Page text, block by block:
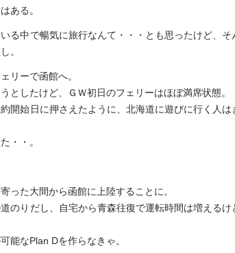
ある。
る中で暢気に旅行なんて・・・とも思ったけど、
。
リーで函館へ。
としたけど、ＧＷ初日のフェリーはほぼ満席状態。
開始日に押さえたように、北海道に遊びに行く人
・・。
った大間から函館に上陸することに。
のりだし、自宅から青森往復で運転時間は増える
能なPlan Dを作らなきゃ。